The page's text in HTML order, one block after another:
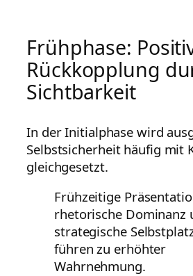
Frühphase:
Rückkopplung
Sichtbarkeit
In der Initialphase wird
Selbstsicherheit häufig mit
gleichgesetzt.
Frühzeitige
rhetorische Dominanz
strategische
führen zu erhöhter
Wahrnehmung.